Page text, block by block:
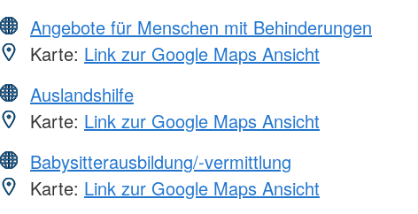
Angebote für Menschen mit Behinderungen
Karte: Link zur Google Maps Ansicht
Auslandshilfe
Karte: Link zur Google Maps Ansicht
Babysitterausbildung/-vermittlung
Karte: Link zur Google Maps Ansicht